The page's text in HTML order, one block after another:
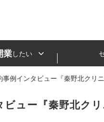
業したい
例インタビュー『秦野北クリ
ュー『秦野北ク